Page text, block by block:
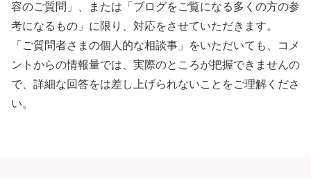
容のご質問」、または「ブログをご覧になる多くの方の参
考になるもの」に限り、対応をさせていただきます。
「ご質問者さまの個人的な相談事」をいただいても、コメ
ントからの情報量では、実際のところが把握できませんの
で、詳細な回答をは差し上げられないことをご理解くださ
い。